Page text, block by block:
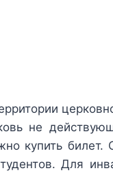
не
купить билет.
Для